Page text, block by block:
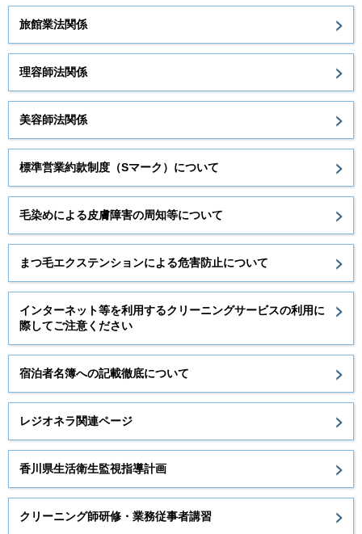
旅館業法関係
理容師法関係
美容師法関係
標準営業約款制度（Sマーク）について
毛染めによる皮膚障害の周知等について
まつ毛エクステンションによる危害防止について
インターネット等を利用するクリーニングサービスの利用に
際してご注意ください
宿泊者名簿への記載徹底について
レジオネラ関連ページ
香川県生活衛生監視指導計画
クリーニング師研修・業務従事者講習